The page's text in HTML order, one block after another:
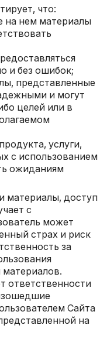
что:
на нем материалы
и без ошибок;
представленные
и могут
целей или в
услуги,
с использованием
ожиданиям
доступ
с
может
страх и риск
за
ответственности
Сайта
на